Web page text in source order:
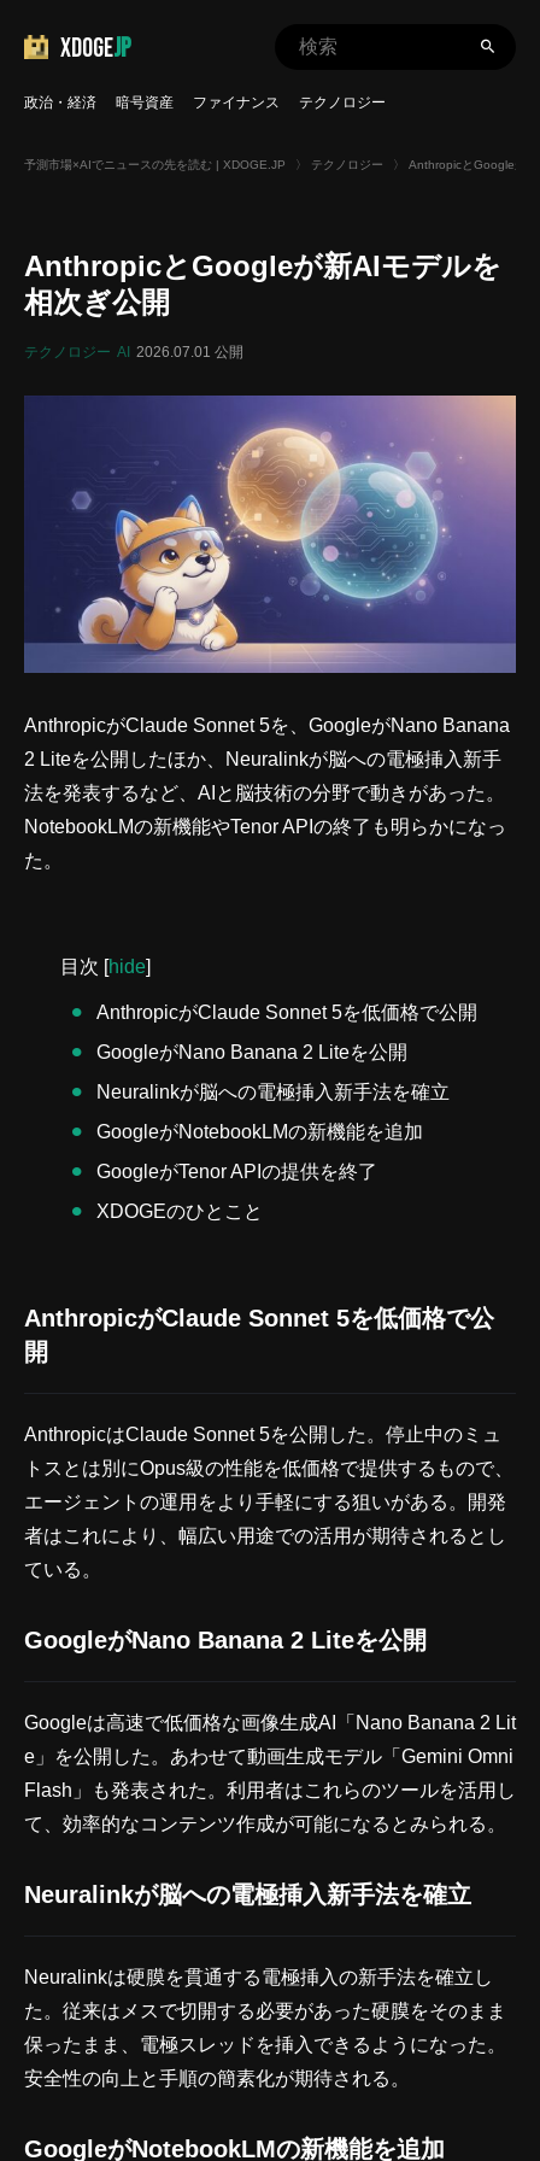
XDOGEJP
政治・経済 暗号資産 ファイナンス テクノロジー
予測市場×AIでニュースの先を読む | XDOGE.JP 〉 テクノロジー 〉 AnthropicとGoogleが
AnthropicとGoogleが新AIモデルを
相次ぎ公開
テクノロジー AI 2026.07.01 公開
AnthropicがClaude Sonnet 5を、GoogleがNano Banana
2 Liteを公開したほか、Neuralinkが脳への電極挿入新手
法を発表するなど、AIと脳技術の分野で動きがあった。
NotebookLMの新機能やTenor APIの終了も明らかになっ
た。
目次 [hide]
AnthropicがClaude Sonnet 5を低価格で公開
GoogleがNano Banana 2 Liteを公開
Neuralinkが脳への電極挿入新手法を確立
GoogleがNotebookLMの新機能を追加
GoogleがTenor APIの提供を終了
XDOGEのひとこと
AnthropicがClaude Sonnet 5を低価格で公
開
AnthropicはClaude Sonnet 5を公開した。停止中のミュ
トスとは別にOpus級の性能を低価格で提供するもので、
エージェントの運用をより手軽にする狙いがある。開発
者はこれにより、幅広い用途での活用が期待されるとし
ている。
GoogleがNano Banana 2 Liteを公開
Googleは高速で低価格な画像生成AI「Nano Banana 2 Lit
e」を公開した。あわせて動画生成モデル「Gemini Omni
Flash」も発表された。利用者はこれらのツールを活用し
て、効率的なコンテンツ作成が可能になるとみられる。
Neuralinkが脳への電極挿入新手法を確立
Neuralinkは硬膜を貫通する電極挿入の新手法を確立し
た。従来はメスで切開する必要があった硬膜をそのまま
保ったまま、電極スレッドを挿入できるようになった。
安全性の向上と手順の簡素化が期待される。
GoogleがNotebookLMの新機能を追加